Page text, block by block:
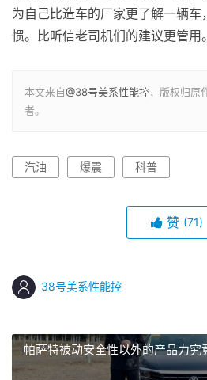
为自己比造车的厂家更了解一辆车
惯。比听信老司机们的建议更管用。
本文来自@38号美系性能控，版权归原
者。
汽油 爆震 科普
赞 (71)
38号美系性能控
帕萨特被动安全性以外的产品力究